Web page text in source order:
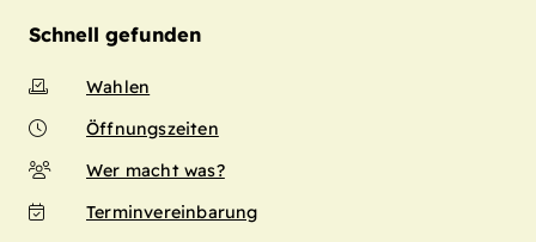
Schnell gefunden
Wahlen
Öffnungszeiten
Wer macht was?
Terminvereinbarung